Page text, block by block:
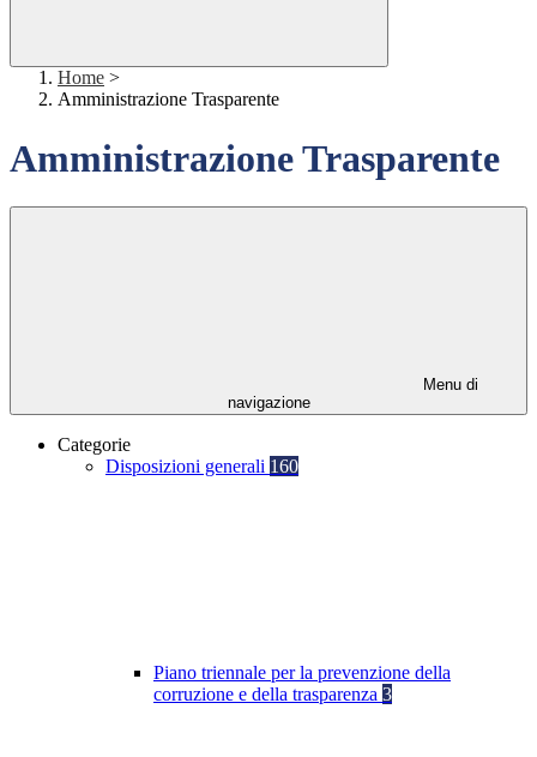
Home >
Amministrazione Trasparente
Amministrazione Trasparente
Menu di
navigazione
Categorie
Disposizioni generali 160
Piano triennale per la prevenzione della
corruzione e della trasparenza 3